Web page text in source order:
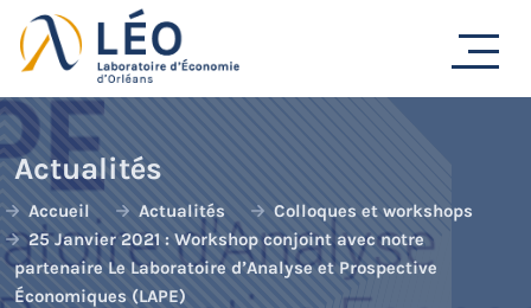
Passer
au
contenu
Actualités
Accueil Actualités
Colloques et workshops
25 Janvier 2021 : Workshop conjoint avec notre
partenaire Le Laboratoire d’Analyse et Prospective
Économiques (LAPE)